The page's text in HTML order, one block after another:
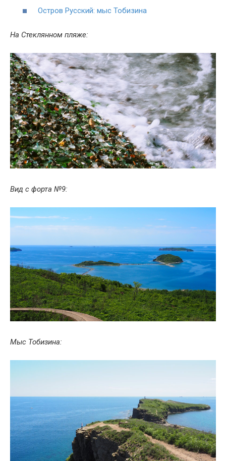
Остров Русский: мыс Тобизина
На Стеклянном пляже:
Вид с форта №9:
Мыс Тобизина: